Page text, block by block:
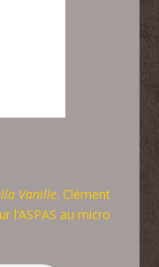
Vanille. Clément
l’ASPAS au micro